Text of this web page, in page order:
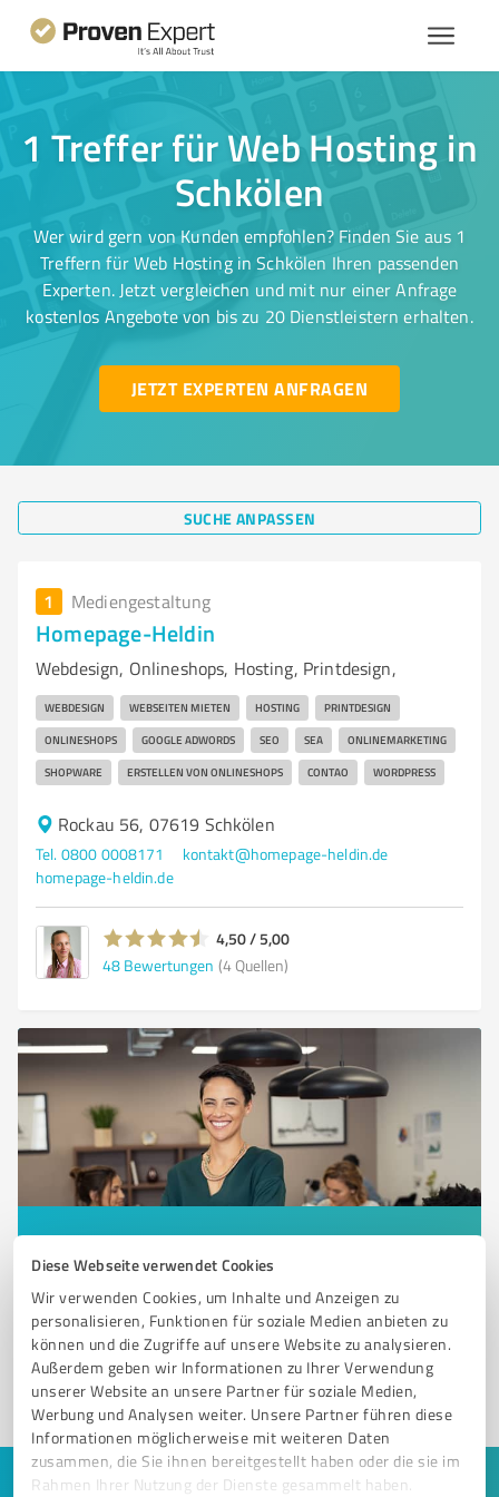
Diese Webseite verwendet Cookies
Wir verwenden Cookies, um Inhalte und Anzeigen zu
personalisieren, Funktionen für soziale Medien anbieten zu
können und die Zugriffe auf unsere Website zu analysieren.
Außerdem geben wir Informationen zu Ihrer Verwendung
unserer Website an unsere Partner für soziale Medien,
Werbung und Analysen weiter. Unsere Partner führen diese
Informationen möglicherweise mit weiteren Daten
zusammen, die Sie ihnen bereitgestellt haben oder die sie im
Rahmen Ihrer Nutzung der Dienste gesammelt haben.
1 Treffer für Web Hosting in
Schkölen
Wer wird gern von Kunden empfohlen? Finden Sie aus 1
Treffern für Web Hosting in Schkölen Ihren passenden
Experten. Jetzt vergleichen und mit nur einer Anfrage
kostenlos Angebote von bis zu 20 Dienstleistern erhalten.
JETZT EXPERTEN ANFRAGEN
SUCHE ANPASSEN
1 Mediengestaltung
Homepage-Heldin
Webdesign, Onlineshops, Hosting, Printdesign,
WEBDESIGN WEBSEITEN MIETEN HOSTING PRINTDESIGN
ONLINESHOPS GOOGLE ADWORDS SEO SEA ONLINEMARKETING
SHOPWARE ERSTELLEN VON ONLINESHOPS CONTAO WORDPRESS
Rockau 56, 07619 Schkölen
Tel. 0800 0008171
kontakt@homepage-heldin.de
homepage-heldin.de
4,50 / 5,00
48 Bewertungen (4 Quellen)
Kunden empfohlener ProvenExpert!